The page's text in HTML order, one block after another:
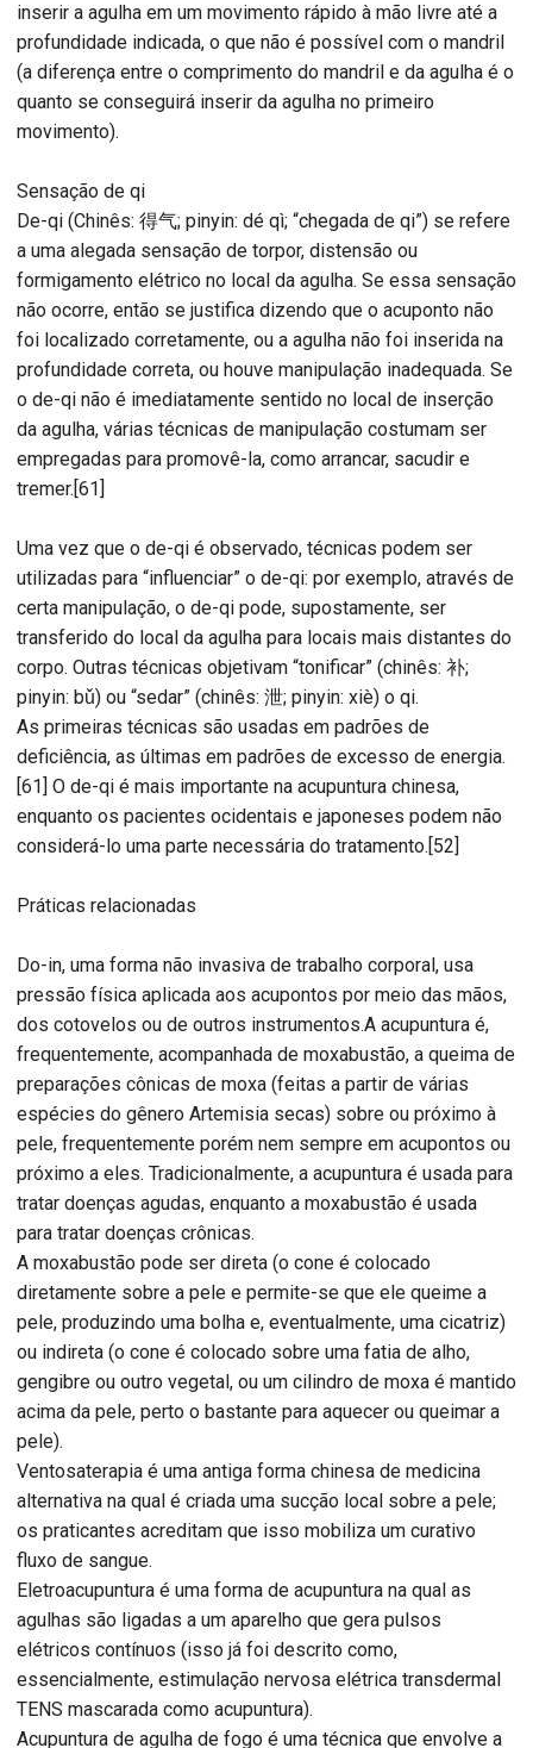
inserir a agulha em um movimento rápido à mão livre até a
profundidade indicada, o que não é possível com o mandril
(a diferença entre o comprimento do mandril e da agulha é o
quanto se conseguirá inserir da agulha no primeiro
movimento).
Sensação de qi
De-qi (Chinês: 得气; pinyin: dé qì; “chegada de qi”) se refere
a uma alegada sensação de torpor, distensão ou
formigamento elétrico no local da agulha. Se essa sensação
não ocorre, então se justifica dizendo que o acuponto não
foi localizado corretamente, ou a agulha não foi inserida na
profundidade correta, ou houve manipulação inadequada. Se
o de-qi não é imediatamente sentido no local de inserção
da agulha, várias técnicas de manipulação costumam ser
empregadas para promovê-la, como arrancar, sacudir e
tremer.[61]
Uma vez que o de-qi é observado, técnicas podem ser
utilizadas para “influenciar” o de-qi: por exemplo, através de
certa manipulação, o de-qi pode, supostamente, ser
transferido do local da agulha para locais mais distantes do
corpo. Outras técnicas objetivam “tonificar” (chinês: 补;
pinyin: bǔ) ou “sedar” (chinês: 泄; pinyin: xiè) o qi.
As primeiras técnicas são usadas em padrões de
deficiência, as últimas em padrões de excesso de energia.
[61] O de-qi é mais importante na acupuntura chinesa,
enquanto os pacientes ocidentais e japoneses podem não
considerá-lo uma parte necessária do tratamento.[52]
Práticas relacionadas
Do-in, uma forma não invasiva de trabalho corporal, usa
pressão física aplicada aos acupontos por meio das mãos,
dos cotovelos ou de outros instrumentos.A acupuntura é,
frequentemente, acompanhada de moxabustão, a queima de
preparações cônicas de moxa (feitas a partir de várias
espécies do gênero Artemisia secas) sobre ou próximo à
pele, frequentemente porém nem sempre em acupontos ou
próximo a eles. Tradicionalmente, a acupuntura é usada para
tratar doenças agudas, enquanto a moxabustão é usada
para tratar doenças crônicas.
A moxabustão pode ser direta (o cone é colocado
diretamente sobre a pele e permite-se que ele queime a
pele, produzindo uma bolha e, eventualmente, uma cicatriz)
ou indireta (o cone é colocado sobre uma fatia de alho,
gengibre ou outro vegetal, ou um cilindro de moxa é mantido
acima da pele, perto o bastante para aquecer ou queimar a
pele).
Ventosaterapia é uma antiga forma chinesa de medicina
alternativa na qual é criada uma sucção local sobre a pele;
os praticantes acreditam que isso mobiliza um curativo
fluxo de sangue.
Eletroacupuntura é uma forma de acupuntura na qual as
agulhas são ligadas a um aparelho que gera pulsos
elétricos contínuos (isso já foi descrito como,
essencialmente, estimulação nervosa elétrica transdermal
TENS mascarada como acupuntura).
Acupuntura de agulha de fogo é uma técnica que envolve a